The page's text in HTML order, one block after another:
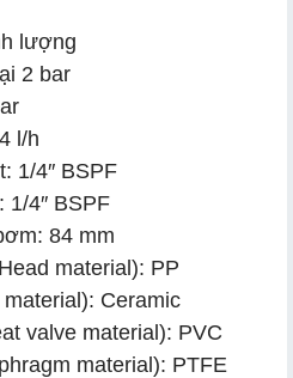
lượng
2 bar
l/h
1/4″ BSPF
4″ BSPF
84 mm
material): PP
Ceramic
valve material): PVC
material): PTFE